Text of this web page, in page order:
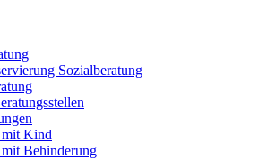
Sozialberatung
mit Kind
mit Behinderung